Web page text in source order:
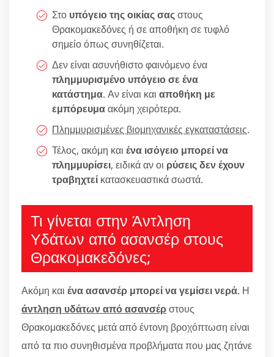
Στο υπόγειο της οικίας σαςστους
Θρακομακεδόνες ή σε αποθήκη σε τυφλό
σημείο όπως συνηθίζεται.
Δεν είναι ασυνήθιστο φαινόμενο ένα
πλημμυρισμένο υπόγειο σε ένα
κατάστημα. Αν είναι και αποθήκη με
εμπόρευμαακόμη χειρότερα.
Πλημμυρισμένες βιομηχανικές εγκαταστάσεις.
Τέλος, ακόμη και ένα ισόγειο μπορεί να
πλημμυρίσει, ειδικά αν οι ρύσεις δεν έχουν
τραβηχτεί κατασκευαστικά σωστά.
Τι γίνεται στην Άντληση
Υδάτων από ασανσέρ στους
Θρακομακεδόνες;
Ακόμη και ένα ασανσέρ μπορεί να γεμίσει νερά. Η
άντληση υδάτων από ασανσέρστους
Θρακομακεδόνες μετά από έντονη βροχόπτωση είναι
από τα πιο συνηθισμένα προβλήματα που μας ζητάνε